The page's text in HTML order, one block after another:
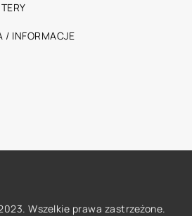
/ INFORMACJE
Wszelkie prawa zastrzeżone.